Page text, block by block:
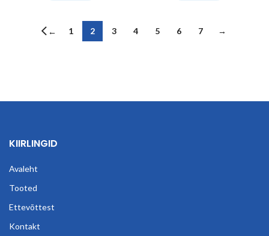
← 1 2 3 4 5 6 7 →
KIIRLINGID
Avaleht
Tooted
Ettevõttest
Kontakt